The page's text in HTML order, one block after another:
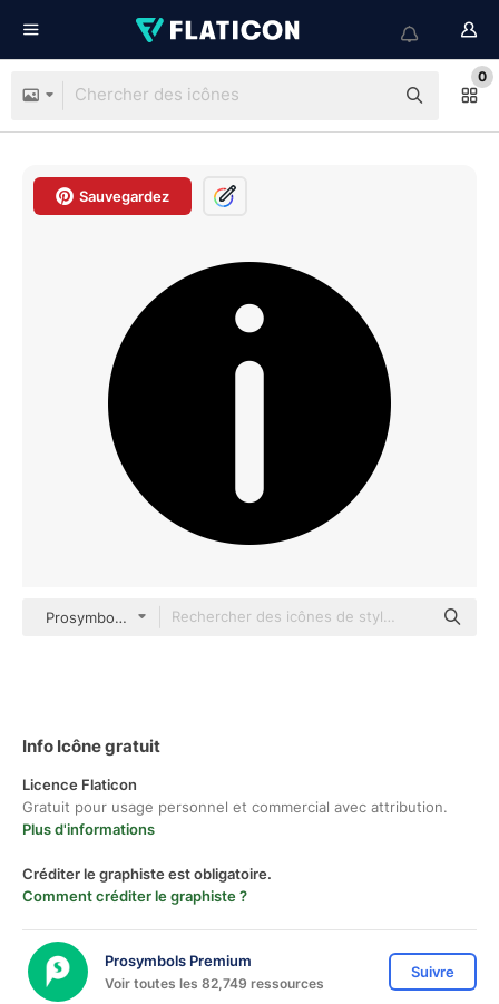
0
Sauvegardez
Prosymbols Premium black fill
Info Icône gratuit
Licence Flaticon
Gratuit pour usage personnel et commercial avec attribution.
Plus d'informations
Créditer le graphiste est obligatoire.
Comment créditer le graphiste ?
Prosymbols Premium
Voir toutes les 82,749 ressources
Suivre